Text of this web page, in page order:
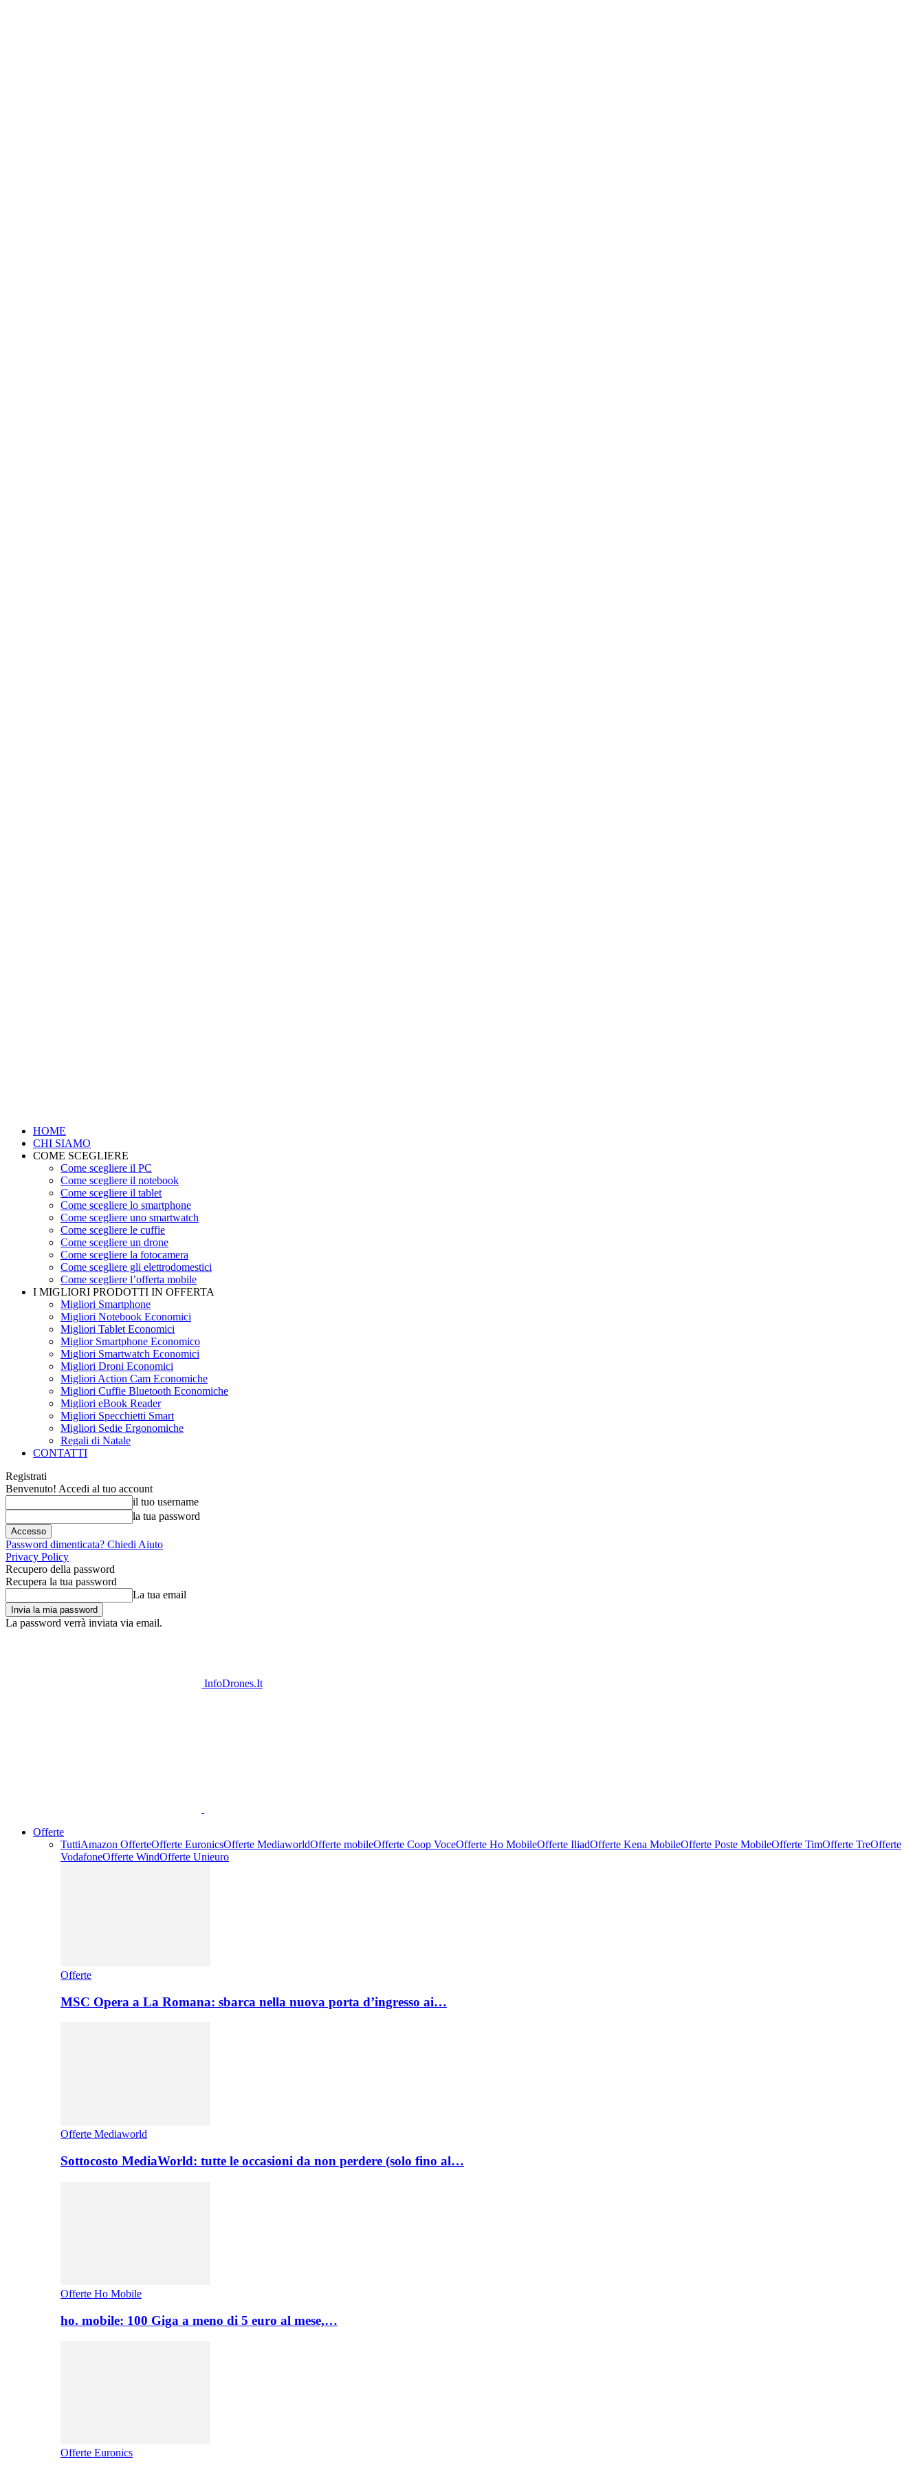
HOME
CHI SIAMO
COME SCEGLIERE
Come scegliere il PC
Come scegliere il notebook
Come scegliere il tablet
Come scegliere lo smartphone
Come scegliere uno smartwatch
Come scegliere le cuffie
Come scegliere un drone
Come scegliere la fotocamera
Come scegliere gli elettrodomestici
Come scegliere l’offerta mobile
I MIGLIORI PRODOTTI IN OFFERTA
Migliori Smartphone
Migliori Notebook Economici
Migliori Tablet Economici
Miglior Smartphone Economico
Migliori Smartwatch Economici
Migliori Droni Economici
Migliori Action Cam Economiche
Migliori Cuffie Bluetooth Economiche
Migliori eBook Reader
Migliori Specchietti Smart
Migliori Sedie Ergonomiche
Regali di Natale
CONTATTI
Registrati
Benvenuto! Accedi al tuo account
il tuo username
la tua password
Password dimenticata? Chiedi Aiuto
Privacy Policy
Recupero della password
Recupera la tua password
La tua email
La password verrà inviata via email.
InfoDrones.It
Offerte
TuttiAmazon OfferteOfferte EuronicsOfferte MediaworldOfferte mobileOfferte Coop VoceOfferte Ho MobileOfferte IliadOfferte Kena MobileOfferte Poste MobileOfferte TimOfferte TreOfferte
VodafoneOfferte WindOfferte Unieuro
Offerte
MSC Opera a La Romana: sbarca nella nuova porta d’ingresso ai…
Offerte Mediaworld
Sottocosto MediaWorld: tutte le occasioni da non perdere (solo fino al…
Offerte Ho Mobile
ho. mobile: 100 Giga a meno di 5 euro al mese,…
Offerte Euronics